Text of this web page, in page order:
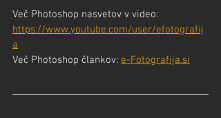
Več Photoshop nasvetov v video:
https://www.youtube.com/user/efotografij
a
Več Photoshop člankov: e-Fotografija.si